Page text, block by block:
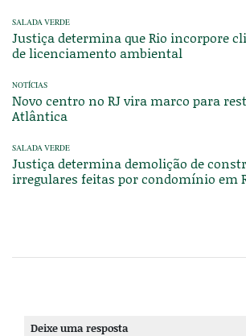
SALADA VERDE
Justiça determina que Rio incorpore
de licenciamento ambiental
NOTÍCIAS
Novo centro no RJ vira marco para
Atlântica
SALADA VERDE
Justiça determina demolição de
irregulares feitas por condomínio em
Deixe uma resposta